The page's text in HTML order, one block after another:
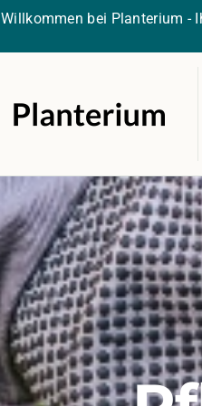
Willkommen bei Planterium -